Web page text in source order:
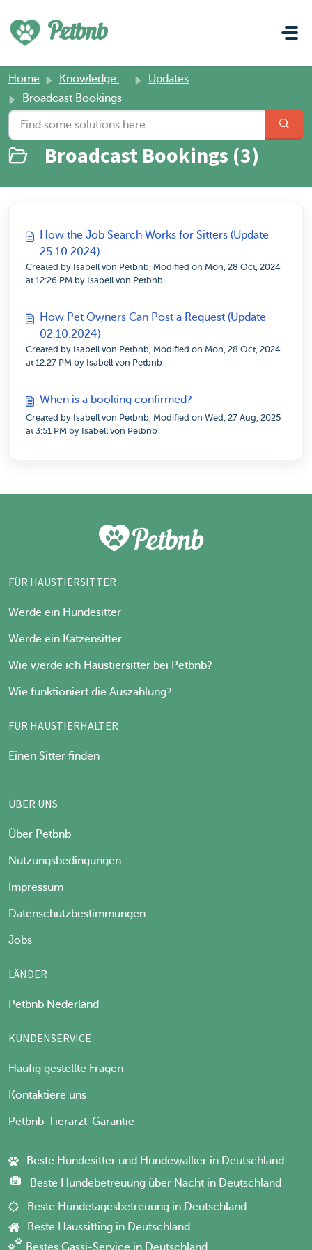
Petbnb
Home Knowledge base
Updates
Broadcast Bookings
Broadcast Bookings (3)
How the Job Search Works for Sitters (Update
25.10.2024)
Created by Isabell von Petbnb, Modified on Mon, 28 Oct, 2024
at 12:26 PM by Isabell von Petbnb
How Pet Owners Can Post a Request (Update
02.10.2024)
Created by Isabell von Petbnb, Modified on Mon, 28 Oct, 2024
at 12:27 PM by Isabell von Petbnb
When is a booking confirmed?
Created by Isabell von Petbnb, Modified on Wed, 27 Aug, 2025
at 3:51 PM by Isabell von Petbnb
FÜR HAUSTIERSITTER
Werde ein Hundesitter
Werde ein Katzensitter
Wie werde ich Haustiersitter bei Petbnb?
Wie funktioniert die Auszahlung?
FÜR HAUSTIERHALTER
Einen Sitter finden
ÜBER UNS
Über Petbnb
Nutzungsbedingungen
Impressum
Datenschutzbestimmungen
Jobs
LÄNDER
Petbnb Nederland
KUNDENSERVICE
Häufig gestellte Fragen
Kontaktiere uns
Petbnb-Tierarzt-Garantie
Beste Hundesitter und Hundewalker in Deutschland
Beste Hundebetreuung über Nacht in Deutschland
Beste Hundetagesbetreuung in Deutschland
Beste Haussitting in Deutschland
Bestes Gassi-Service in Deutschland